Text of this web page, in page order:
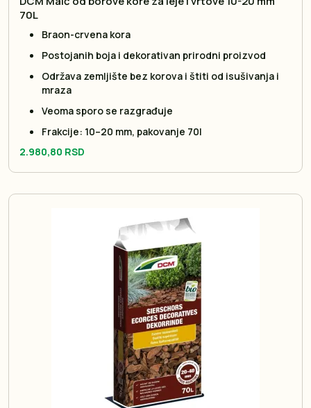
70L
Braon-crvena kora
Postojanih boja i dekorativan prirodni proizvod
Održava zemljište bez korova i štiti od isušivanja i
mraza
Veoma sporo se razgrađuje
Frakcije: 10–20 mm, pakovanje 70l
2.980,80 RSD